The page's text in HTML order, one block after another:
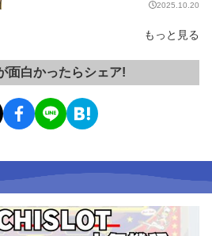
2025.10.20
もっと見る
面白かったらシェア!